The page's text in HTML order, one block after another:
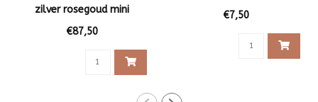
zilver rosegoud mini
steentje
€87,50
€7,50